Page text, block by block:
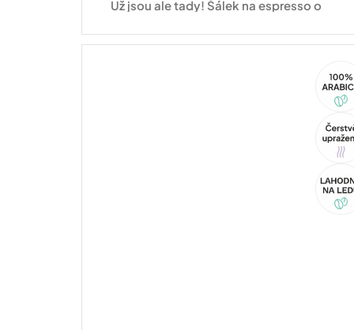
Už jsou ale tady! Šálek na espresso o
espresso chutnalo přesně...
Tip